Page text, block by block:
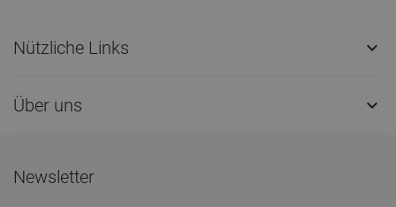
Nützliche Links 
Über uns 
Newsletter